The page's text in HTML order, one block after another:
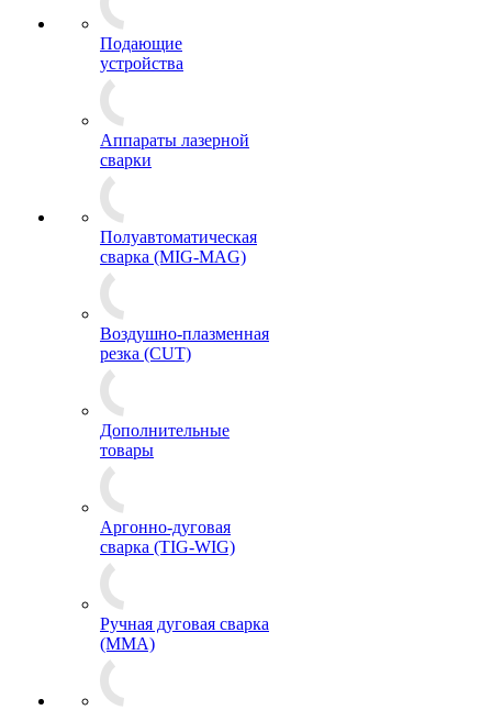
Подающие
устройства
Аппараты лазерной
сварки
Полуавтоматическая
сварка (MIG-MAG)
Воздушно-плазменная
резка (CUT)
Дополнительные
товары
Аргонно-дуговая
сварка (TIG-WIG)
Ручная дуговая сварка
(MMA)